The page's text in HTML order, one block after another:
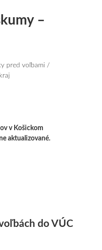
–
pred voľbami /
v Košickom
aktualizované.
do VÚC